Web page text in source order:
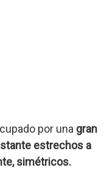
por una gran
estrechos a
simétricos.